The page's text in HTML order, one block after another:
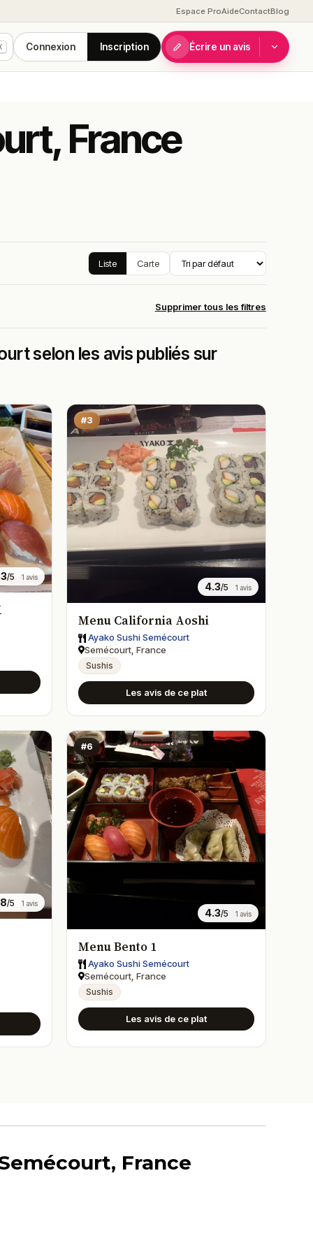
Espace ProAideContactBlog
Connexion Inscription Écrire un avis
France
Liste Carte
Supprimer tous les filtres
selon les avis publiés sur
/5 1 avis
#3
4.3/5 1 avis
Menu California Aoshi
Ayako Sushi Semécourt
Semécourt, France
Sushis
Les avis de ce plat
/5 1 avis
#6
4.3/5 1 avis
Menu Bento 1
Ayako Sushi Semécourt
Semécourt, France
Sushis
Les avis de ce plat
France